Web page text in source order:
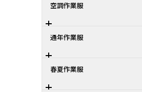
空調作業服
通年作業服
春夏作業服